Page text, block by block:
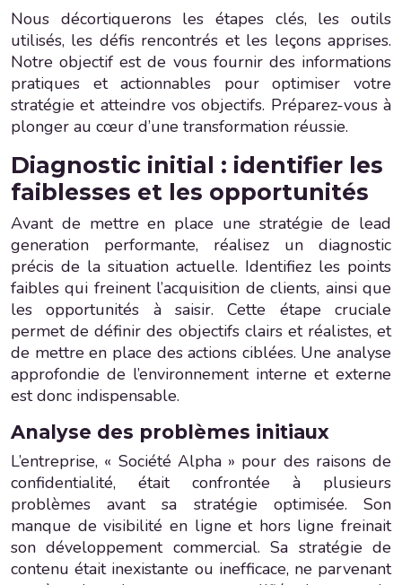
Nous décortiquerons les étapes clés, les outils
utilisés, les défis rencontrés et les leçons apprises.
Notre objectif est de vous fournir des informations
pratiques et actionnables pour optimiser votre
stratégie et atteindre vos objectifs. Préparez-vous à
plonger au cœur d’une transformation réussie.
Diagnostic initial : identifier les
faiblesses et les opportunités
Avant de mettre en place une stratégie de lead
generation performante, réalisez un diagnostic
précis de la situation actuelle. Identifiez les points
faibles qui freinent l’acquisition de clients, ainsi que
les opportunités à saisir. Cette étape cruciale
permet de définir des objectifs clairs et réalistes, et
de mettre en place des actions ciblées. Une analyse
approfondie de l’environnement interne et externe
est donc indispensable.
Analyse des problèmes initiaux
L’entreprise, « Société Alpha » pour des raisons de
confidentialité, était confrontée à plusieurs
problèmes avant sa stratégie optimisée. Son
manque de visibilité en ligne et hors ligne freinait
son développement commercial. Sa stratégie de
contenu était inexistante ou inefficace, ne parvenant